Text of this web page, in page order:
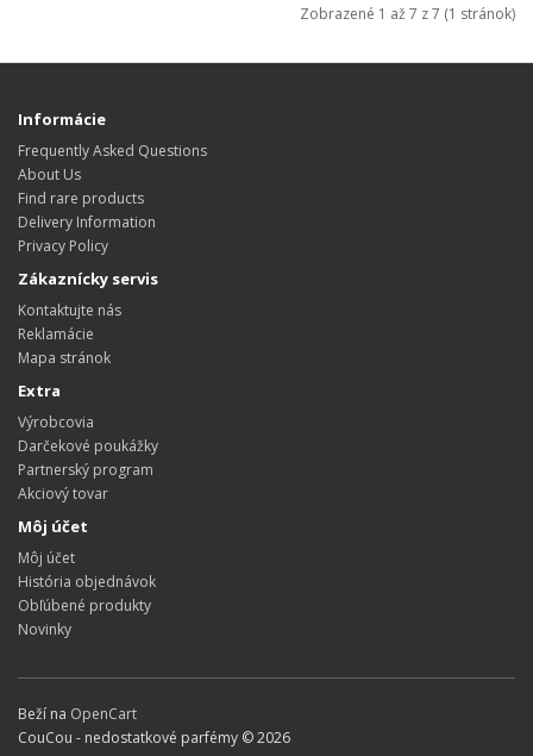
Zobrazené 1 až 7 z 7 (1 stránok)
Informácie
Frequently Asked Questions
About Us
Find rare products
Delivery Information
Privacy Policy
Zákaznícky servis
Kontaktujte nás
Reklamácie
Mapa stránok
Extra
Výrobcovia
Darčekové poukážky
Partnerský program
Akciový tovar
Môj účet
Môj účet
História objednávok
Obľúbené produkty
Novinky
Beží na OpenCart
CouCou - nedostatkové parfémy © 2026